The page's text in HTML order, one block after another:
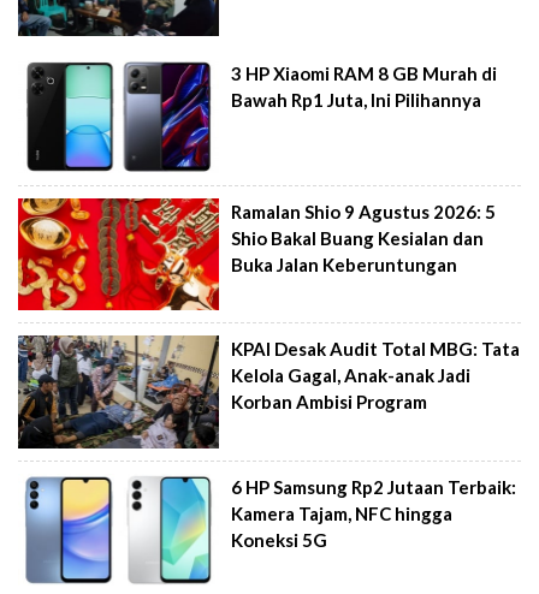
3 HP Xiaomi RAM 8 GB Murah di
Bawah Rp1 Juta, Ini Pilihannya
Ramalan Shio 9 Agustus 2026: 5
Shio Bakal Buang Kesialan dan
Buka Jalan Keberuntungan
KPAI Desak Audit Total MBG: Tata
Kelola Gagal, Anak-anak Jadi
Korban Ambisi Program
6 HP Samsung Rp2 Jutaan Terbaik:
Kamera Tajam, NFC hingga
Koneksi 5G